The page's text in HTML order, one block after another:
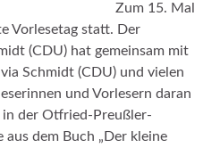
Zum 15. Mal
Vorlesetag statt. Der
(CDU) hat gemeinsam mit
Schmidt (CDU) und vielen
und Vorlesern daran
in der Otfried-Preußler-
dem Buch „Der kleine